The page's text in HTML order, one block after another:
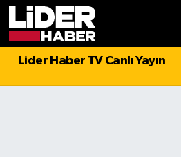
Lider Haber TV Canlı Yayın
Politika
Hava Durumu